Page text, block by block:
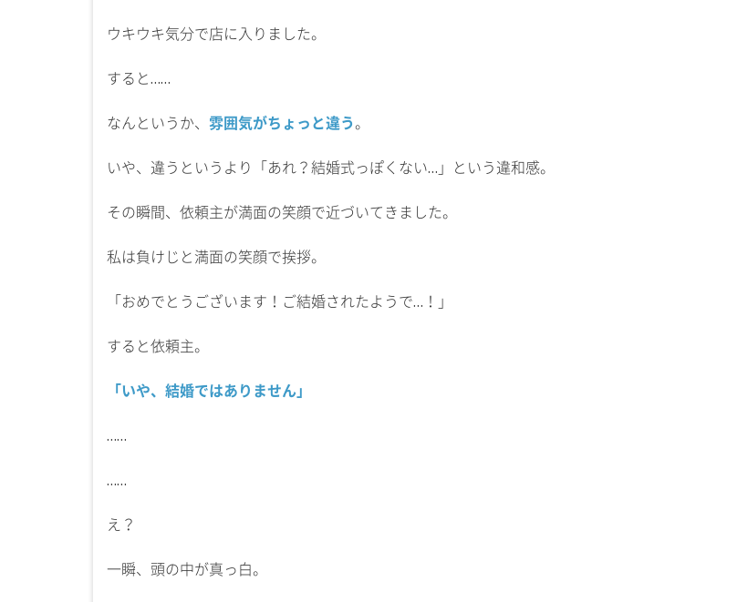
ウキウキ気分で店に入りました。
すると……
なんというか、 雰囲気がちょっと違う。
いや、違うというより「あれ？結婚式っぽくない…」という違和感。
その瞬間、依頼主が満面の笑顔で近づいてきました。
私は負けじと満面の笑顔で挨拶。
「おめでとうございます！ご結婚されたようで…！」
すると依頼主。
「いや、結婚ではありません」
……
……
え？
一瞬、頭の中が真っ白。